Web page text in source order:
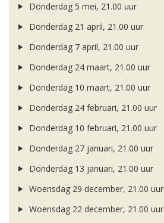
Donderdag 5 mei, 21.00 uur
Donderdag 21 april, 21.00 uur
Donderdag 7 april, 21.00 uur
Donderdag 24 maart, 21.00 uur
Donderdag 10 maart, 21.00 uur
Donderdag 24 februari, 21.00 uur
Donderdag 10 februari, 21.00 uur
Donderdag 27 januari, 21.00 uur
Donderdag 13 januari, 21.00 uur
Woensdag 29 december, 21.00 uur
Woensdag 22 december, 21.00 uur